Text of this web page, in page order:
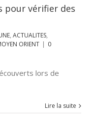
pour vérifier des
, ACTUALITES,
ORIENT | 0
lors de
Lire la suite